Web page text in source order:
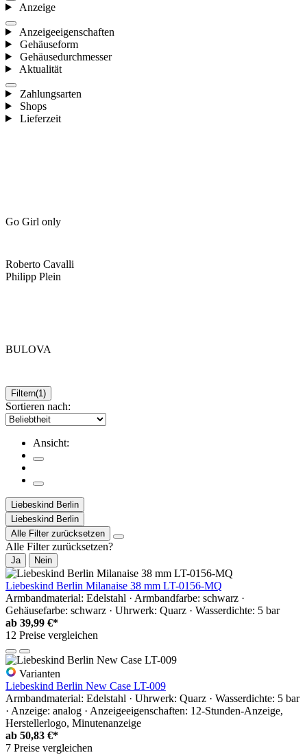
Anzeige
Anzeigeeigenschaften
Gehäuseform
Gehäusedurchmesser
Aktualität
Zahlungsarten
Shops
Lieferzeit
Go Girl only
Roberto Cavalli
Philipp Plein
BULOVA
Filtern(1)
Sortieren nach:
Ansicht:
Liebeskind Berlin
Liebeskind Berlin
Alle Filter zurücksetzen
Alle Filter zurücksetzen?
Ja Nein
Liebeskind Berlin Milanaise 38 mm LT-0156-MQ
Armbandmaterial: Edelstahl · Armbandfarbe: schwarz ·
Gehäusefarbe: schwarz · Uhrwerk: Quarz · Wasserdichte: 5 bar
ab 39,99 €*
12 Preise vergleichen
Varianten
Liebeskind Berlin New Case LT-009
Armbandmaterial: Edelstahl · Uhrwerk: Quarz · Wasserdichte: 5 bar
· Anzeige: analog · Anzeigeeigenschaften: 12-Stunden-Anzeige,
Herstellerlogo, Minutenanzeige
ab 50,83 €*
7 Preise vergleichen